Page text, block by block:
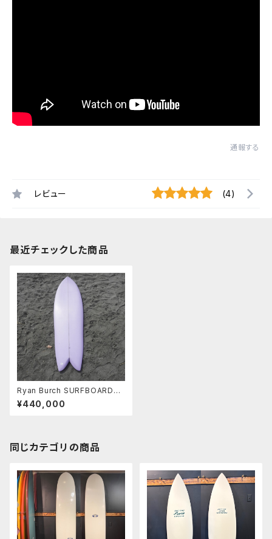
通報する
レビュー (4)
最近チェックした商品
Ryan Burch SURFBOARDS
SQUIT FISH 6’3” ライアンバ
ーチ スクイットフィッシュ カリフ
¥440,000
同じカテゴリの商品